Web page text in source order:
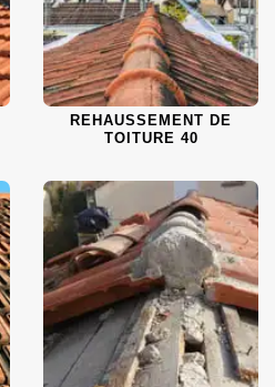
REHAUSSEMENT DE
TOITURE 40